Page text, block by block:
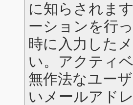
に知らされま
ーションを行
時に入力した
い。アクティ
無作法なユー
いメールアド